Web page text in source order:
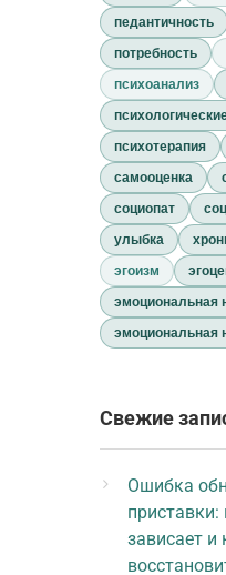
педантичность
потребность
психоанализ
психотерапия
самооценка
социопат
улыбка
эгоизм
эмоциональная
эмоциональная
Свежие
Ошибка
зависает и